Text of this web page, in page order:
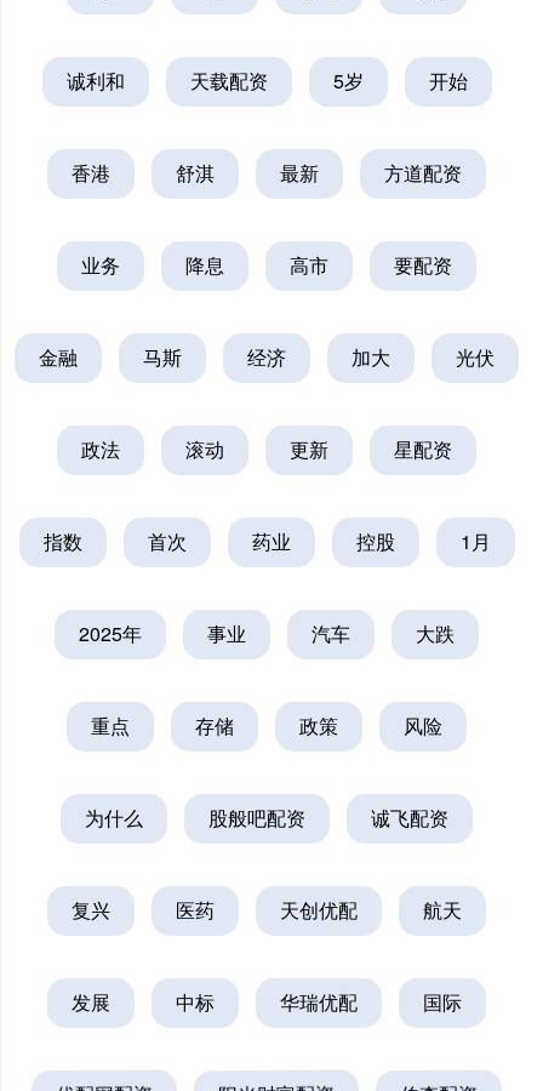
诚利和 天载配资 5岁 开始
香港 舒淇 最新 方道配资
业务 降息 高市 要配资
金融 马斯 经济 加大 光伏
政法 滚动 更新 星配资
指数 首次 药业 控股 1月
2025年 事业 汽车 大跌
重点 存储 政策 风险
为什么 股般吧配资 诚飞配资
复兴 医药 天创优配 航天
发展 中标 华瑞优配 国际